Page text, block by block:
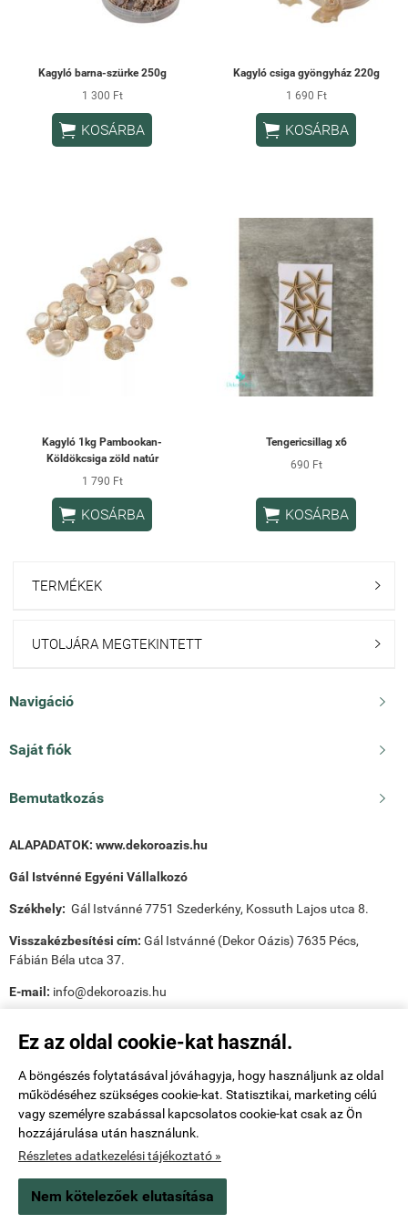
Ez az oldal cookie-kat használ.
A böngészés folytatásával jóváhagyja, hogy használjunk az oldal
működéséhez szükséges cookie-kat. Statisztikai, marketing célú
vagy személyre szabással kapcsolatos cookie-kat csak az Ön
hozzájárulása után használunk.
Részletes adatkezelési tájékoztató »
Nem kötelezőek elutasítása
Kagyló barna-szürke 250g
1 300 Ft
 KOSÁRBA
Kagyló csiga gyöngyház 220g
1 690 Ft
 KOSÁRBA
Kagyló 1kg Pambookan-
Köldökcsiga zöld natúr
1 790 Ft
 KOSÁRBA
Tengericsillag x6
690 Ft
 KOSÁRBA
TERMÉKEK 
UTOLJÁRA MEGTEKINTETT 
Navigáció 
Saját fiók 
Bemutatkozás 
ALAPADATOK: www.dekoroazis.hu
Gál Istvénné Egyéni Vállalkozó
Székhely: Gál Istvánné 7751 Szederkény, Kossuth Lajos utca 8.
Visszakézbesítési cím: Gál Istvánné (Dekor Oázis) 7635 Pécs,
Fábián Béla utca 37.
E-mail: info@dekoroazis.hu
Payee tudnivalók: